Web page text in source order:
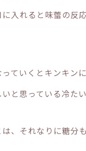
入れると味蕾の反
ていくとキンキン
と思っている冷た
、それなりに糖分も